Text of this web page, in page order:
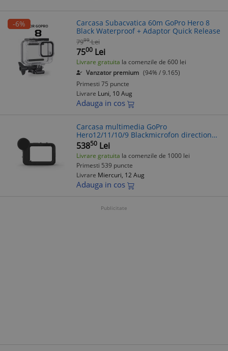
-6%
Carcasa Subacvatica 60m GoPro Hero 8
Black Waterproof + Adaptor Quick Release
7999 Lei
7500 Lei
Livrare gratuita la comenzile de 600 lei
Vanzator premium (94% / 9.165)
Primesti 75 puncte
Livrare Luni, 10 Aug
Adauga in cos
Carcasa multimedia GoPro
Hero12/11/10/9 Blackmicrofon directional
incorporat, port 3.5m
53850 Lei
Livrare gratuita la comenzile de 1000 lei
Primesti 539 puncte
Livrare Miercuri, 12 Aug
Adauga in cos
Publicitate